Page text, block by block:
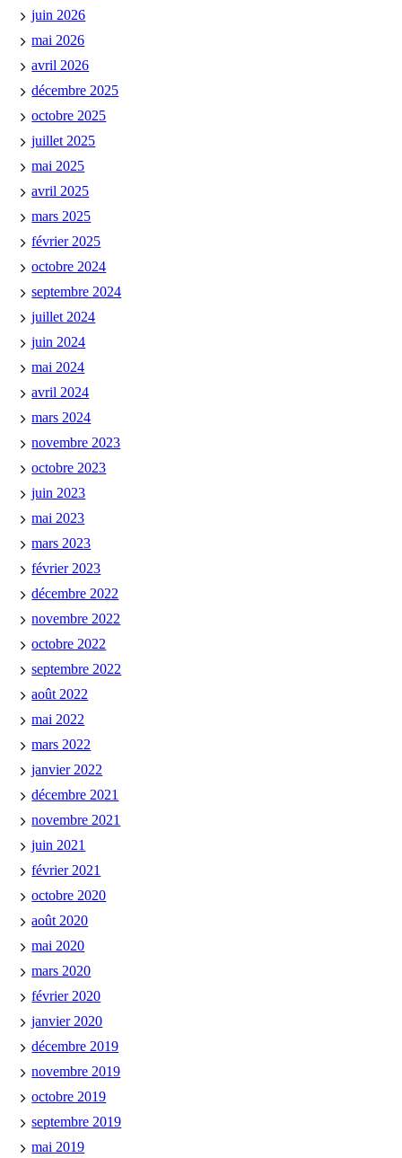
juin 2026
mai 2026
avril 2026
décembre 2025
octobre 2025
juillet 2025
mai 2025
avril 2025
mars 2025
février 2025
octobre 2024
septembre 2024
juillet 2024
juin 2024
mai 2024
avril 2024
mars 2024
novembre 2023
octobre 2023
juin 2023
mai 2023
mars 2023
février 2023
décembre 2022
novembre 2022
octobre 2022
septembre 2022
août 2022
mai 2022
mars 2022
janvier 2022
décembre 2021
novembre 2021
juin 2021
février 2021
octobre 2020
août 2020
mai 2020
mars 2020
février 2020
janvier 2020
décembre 2019
novembre 2019
octobre 2019
septembre 2019
mai 2019